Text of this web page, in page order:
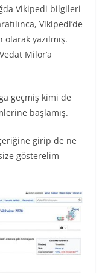
Vikipedi bilgileri
Vikipedi’de
yazılmış.
Milor’a
geçmiş kimi de
başlamış.
girip de ne
gösterelim